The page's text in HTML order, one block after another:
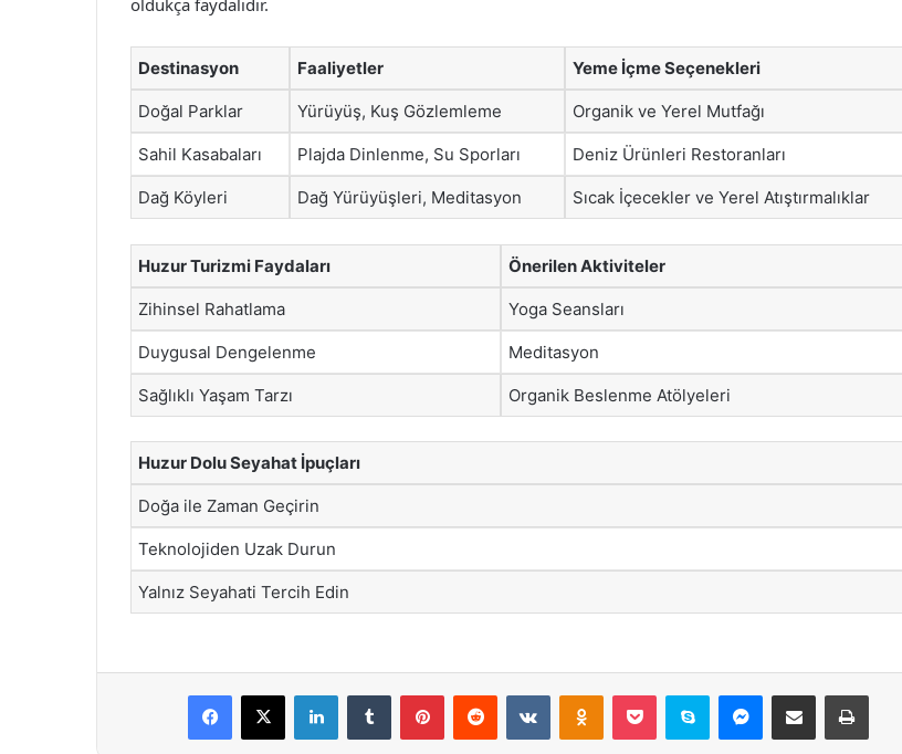
oldukça faydalıdır.
Destinasyon Faaliyetler Yeme İçme Seçenekleri
Doğal Parklar Yürüyüş, Kuş Gözlemleme Organik ve Yerel Mutfağı
Sahil Kasabaları Plajda Dinlenme, Su Sporları Deniz Ürünleri Restoranları
Dağ Köyleri Dağ Yürüyüşleri, Meditasyon Sıcak İçecekler ve Yerel Atıştırmalıklar
Huzur Turizmi Faydaları Önerilen Aktiviteler
Zihinsel Rahatlama Yoga Seansları
Duygusal Dengelenme Meditasyon
Sağlıklı Yaşam Tarzı Organik Beslenme Atölyeleri
Huzur Dolu Seyahat İpuçları
Doğa ile Zaman Geçirin
Teknolojiden Uzak Durun
Yalnız Seyahati Tercih Edin
Facebook
X LinkedInTumblr PinterestReddit VKontakteOdnoklassniki
Pocket Skype Messenger
E-Posta ile paylaş Yazdır